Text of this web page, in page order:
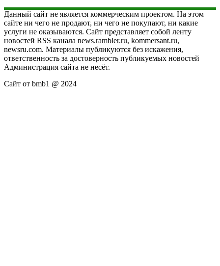
Данный сайт не является коммерческим проектом. На этом
сайте ни чего не продают, ни чего не покупают, ни какие
услуги не оказываются. Сайт представляет собой ленту
новостей RSS канала news.rambler.ru, kommersant.ru,
newsru.com. Материалы публикуются без искажения,
ответственность за достоверность публикуемых новостей
Администрация сайта не несёт.
Сайт от bmb1 @ 2024